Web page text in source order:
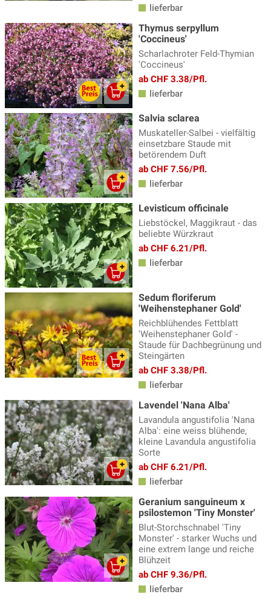
lieferbar
Thymus serpyllum
'Coccineus'
Scharlachroter Feld-Thymian
'Coccineus'
ab CHF 3.38/Pfl.
lieferbar
Salvia sclarea
Muskateller-Salbei - vielfältig
einsetzbare Staude mit
betörendem Duft
ab CHF 7.56/Pfl.
lieferbar
Levisticum officinale
Liebstöckel, Maggikraut - das
beliebte Würzkraut
ab CHF 6.21/Pfl.
lieferbar
Sedum floriferum
'Weihenstephaner Gold'
Reichblühendes Fettblatt
'Weihenstephaner Gold' -
Staude für Dachbegrünung und
Steingärten
ab CHF 3.38/Pfl.
lieferbar
Lavendel 'Nana Alba'
Lavandula angustifolia 'Nana
Alba': eine weiss blühende,
kleine Lavandula angustifolia
Sorte
ab CHF 6.21/Pfl.
lieferbar
Geranium sanguineum x
psilostemon 'Tiny Monster'
Blut-Storchschnabel 'Tiny
Monster' - starker Wuchs und
eine extrem lange und reiche
Blühzeit
ab CHF 9.36/Pfl.
lieferbar